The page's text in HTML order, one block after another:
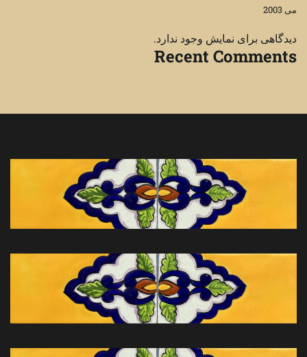
می 2003
دیدگاهی برای نمایش وجود ندارد.
Recent Comments